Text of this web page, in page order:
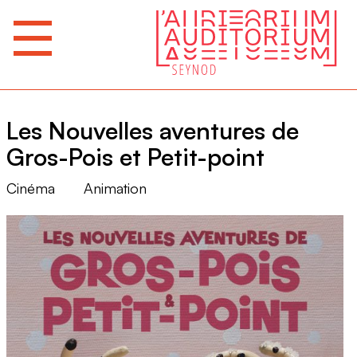
Les Nouvelles aventures de
Gros-Pois et Petit-point
Cinéma Animation